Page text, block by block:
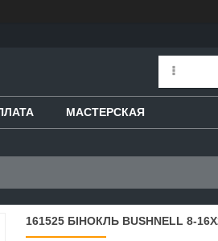
МАСТЕРСКАЯ
161525 БІНОКЛЬ BUSHNELL 8-